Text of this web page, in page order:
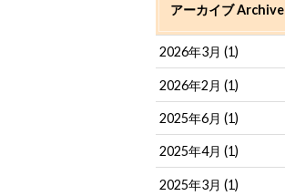
アーカイブ Archive
2026年3月 (1)
2026年2月 (1)
2025年6月 (1)
2025年4月 (1)
2025年3月 (1)